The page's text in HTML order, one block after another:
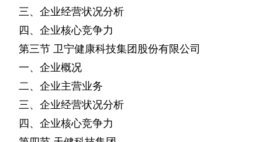
三、企业经营状况分析
四、企业核心竞争力
第三节 卫宁健康科技集团股份有限公司
一、企业概况
二、企业主营业务
三、企业经营状况分析
四、企业核心竞争力